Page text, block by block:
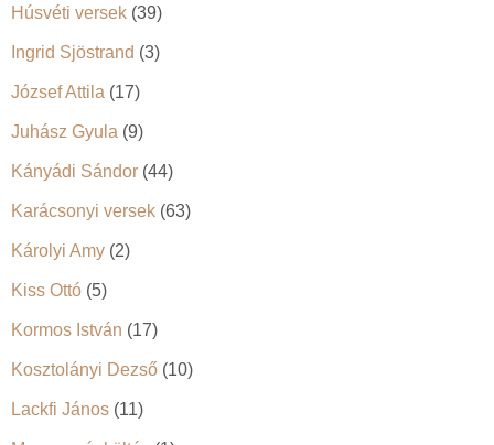
Húsvéti versek (39)
Ingrid Sjöstrand (3)
József Attila (17)
Juhász Gyula (9)
Kányádi Sándor (44)
Karácsonyi versek (63)
Károlyi Amy (2)
Kiss Ottó (5)
Kormos István (17)
Kosztolányi Dezső (10)
Lackfi János (11)